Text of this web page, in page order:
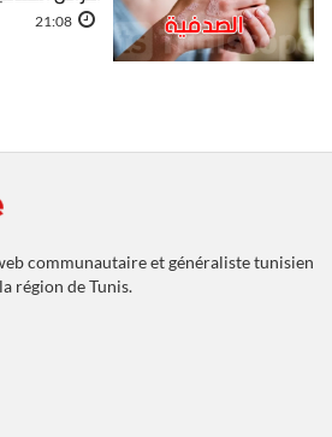
21:08
communautaire et généraliste tunisien
région de Tunis.